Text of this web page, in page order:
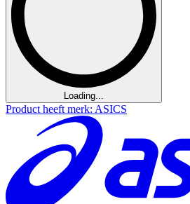
Loading...
Product heeft merk: ASICS